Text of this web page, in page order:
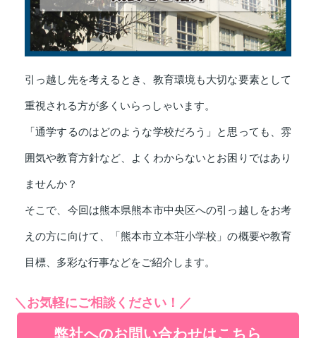
引っ越し先を考えるとき、教育環境も大切な要素として
重視される方が多くいらっしゃいます。
「通学するのはどのような学校だろう」と思っても、雰
囲気や教育方針など、よくわからないとお困りではあり
ませんか？
そこで、今回は熊本県熊本市中央区への引っ越しをお考
えの方に向けて、「熊本市立本荘小学校」の概要や教育
目標、多彩な行事などをご紹介します。
＼お気軽にご相談ください！／
弊社へのお問い合わせはこちら